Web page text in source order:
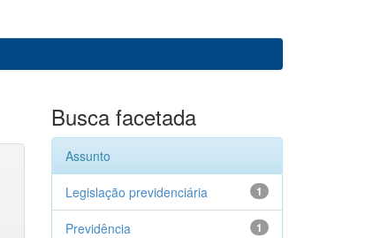
Busca facetada
Assunto
1
Legislação previdenciária
1
Previdência